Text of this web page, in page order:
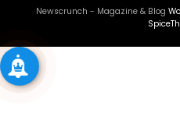
Newscrunch - Magazine & Blog